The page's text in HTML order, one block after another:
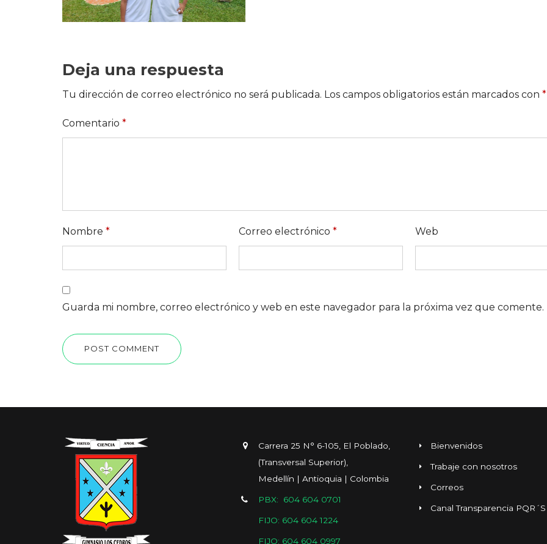
Deja una respuesta
Tu dirección de correo electrónico no será publicada. Los campos obligatorios están marcados con *
Comentario *
Nombre * Correo electrónico* Web
Guarda mi nombre, correo electrónico y web en este navegador para la próxima vez que comente.
POST COMMENT
Carrera 25 N° 6-105, El Poblado,
(Transversal Superior),
Medellín | Antioquia | Colombia
PBX: 604 604 0701
FIJO: 604 604 1224
FIJO: 604 604 0997
Bienvenidos
Trabaje con nosotros
Correos
Canal Transparencia PQR´S